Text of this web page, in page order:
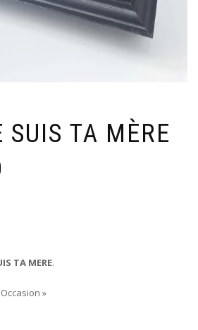
SUIS TA MÈRE
TA MERE.
»